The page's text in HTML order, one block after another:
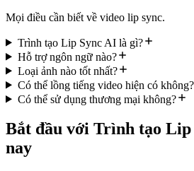
Mọi điều cần biết về video lip sync.
Trình tạo Lip Sync AI là gì?
Hỗ trợ ngôn ngữ nào?
Loại ảnh nào tốt nhất?
Có thể lồng tiếng video hiện có không?
Có thể sử dụng thương mại không?
Bắt đầu với Trình tạo Lip
nay